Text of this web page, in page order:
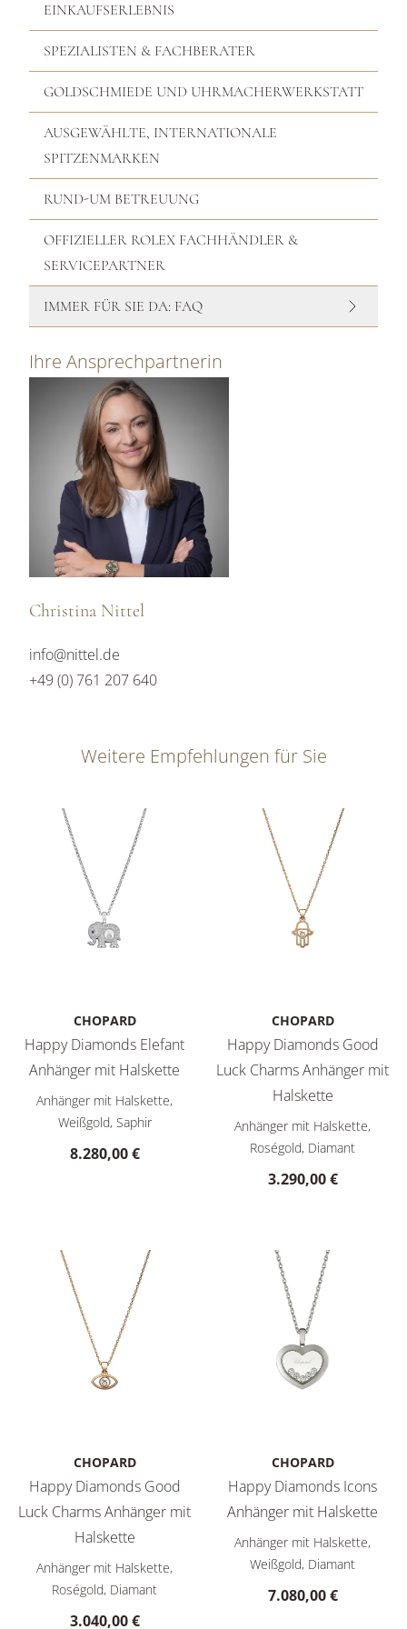
Ihre Ansprechpartnerin
Christina Nittel
info@nittel.de
+49 (0) 761 207 640
EINKAUFSERLEBNIS
SPEZIALISTEN & FACHBERATER
GOLDSCHMIEDE UND UHRMACHERWERKSTATT
AUSGEWÄHLTE, INTERNATIONALE
SPITZENMARKEN
RUND-UM BETREUUNG
OFFIZIELLER ROLEX FACHHÄNDLER &
SERVICEPARTNER
IMMER FÜR SIE DA: FAQ
Weitere Empfehlungen für Sie
CHOPARD
Happy Diamonds Elefant
Anhänger mit Halskette
Chopard Happy Diamonds Elefant Anhänger mit Halskette,
Anhänger mit Halskette,
Weißgold, Saphir
8.280,00 €
CHOPARD
Happy Diamonds Good
Luck Charms Anhänger mit
Halskette
Chopard Happy Diamonds
Anhänger mit Halskette,
Roségold, Diamant
3.290,00 €
CHOPARD
Happy Diamonds Good
Luck Charms Anhänger mit
Halskette
Chopard Happy Diamonds Good Luck Charms Anhänger
Anhänger mit Halskette,
Roségold, Diamant
3.040,00 €
CHOPARD
Happy Diamonds Icons
Anhänger mit Halskette
Chopard Happy Diamonds
Anhänger mit Halskette,
Weißgold, Diamant
7.080,00 €